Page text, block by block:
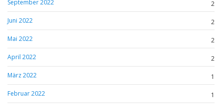
September 2022
2
Juni 2022
2
Mai 2022
2
April 2022
2
März 2022
1
Februar 2022
1